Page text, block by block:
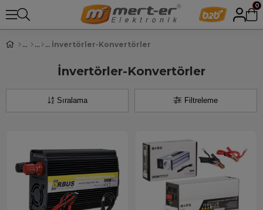
0
İnvertörler-Konvertörler
İnvertörler-Konvertörler
Filtreleme
Sıralama